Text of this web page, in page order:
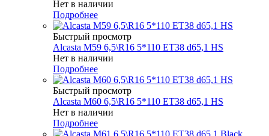
Нет в наличии
Подробнее
Быстрый просмотр
Alcasta M59 6,5\R16 5*110 ET38 d65,1 HS
Нет в наличии
Подробнее
Быстрый просмотр
Alcasta M60 6,5\R16 5*110 ET38 d65,1 HS
Нет в наличии
Подробнее